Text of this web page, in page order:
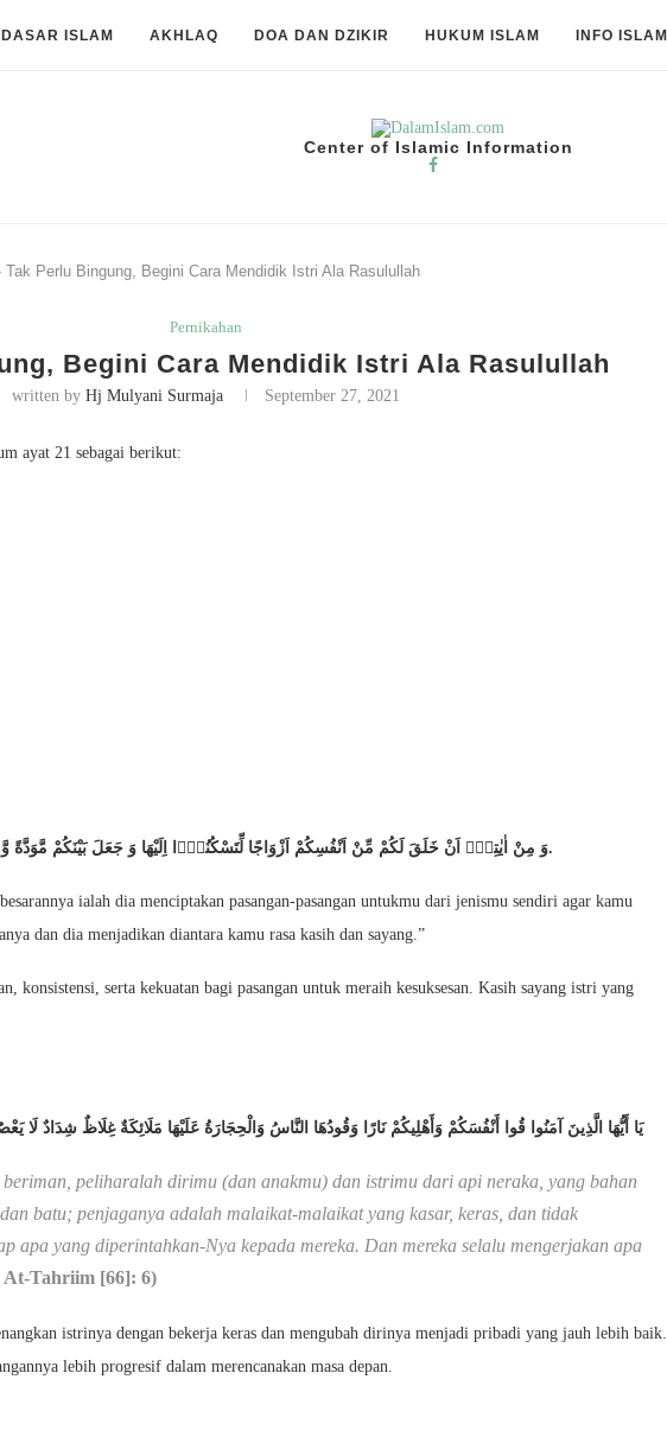
DASAR ISLAM AKHLAQ DOA DAN DZIKIR HUKUM ISLAM INFO ISLAMI
Center of Islamic Information
Tak Perlu Bingung, Begini Cara Mendidik Istri Ala Rasulullah
Pernikahan
Begini Cara Mendidik Istri Ala Rasulullah
written byHj Mulyani Surmaja September 27, 2021
ayat 21 sebagai berikut:
وَ مِنْ اٰیٰتِهٖۤ اَنْ خَلَقَ لَكُمْ مِّنْ اَنْفُسِكُمْ اَزْوَاجًا لِّتَسْكُنُوْۤا اِلَیْهَا وَ جَعَلَ بَیْنَكُمْ مَّوَدَّةً وَّ رَحْمَةًؕ-اِنَّ فِیْ ذٰلِكَ لَاٰیٰتٍ لِّقَوْمٍ یَّتَفَكَّرُوْنَ.
ialah dia menciptakan pasangan-pasangan untukmu dari jenismu sendiri agar kamu
dan dia menjadikan diantara kamu rasa kasih dan sayang.”
konsistensi, serta kekuatan bagi pasangan untuk meraih kesuksesan. Kasih sayang istri yang
يَا أَيُّهَا الَّذِينَ آمَنُوا قُوا أَنْفُسَكُمْ وَأَهْلِيكُمْ نَارًا وَقُودُهَا النَّاسُ وَالْحِجَارَةُ عَلَيْهَا مَلَائِكَةٌ غِلَاظٌ شِدَادٌ
peliharalah dirimu (dan anakmu) dan istrimu dari api neraka, yang bahan
batu; penjaganya adalah malaikat-malaikat yang kasar, keras, dan tidak
apa yang diperintahkan-Nya kepada mereka. Dan mereka selalu mengerjakan apa
At-Tahriim [66]: 6)
istrinya dengan bekerja keras dan mengubah dirinya menjadi pribadi yang jauh lebih baik.
lebih progresif dalam merencanakan masa depan.